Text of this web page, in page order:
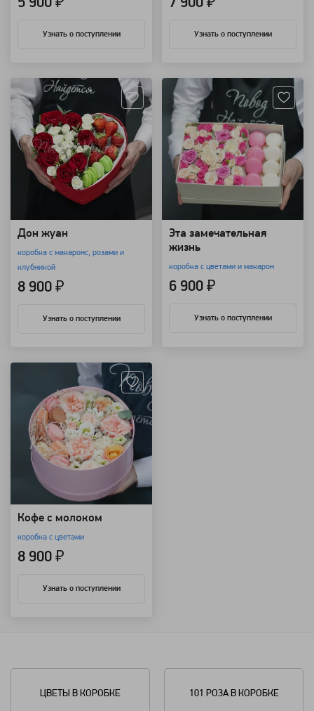
Узнать о поступлении Узнать о поступлении
Дон жуан
коробка с макаронс, розами и
клубникой
8 900 ₽
Узнать о поступлении
Эта замечательная
жизнь
коробка с цветами и макарон
6 900 ₽
Узнать о поступлении
Кофе с молоком
коробка с цветами
8 900 ₽
Узнать о поступлении
ЦВЕТЫ В КОРОБКЕ 101 РОЗА В КОРОБКЕ